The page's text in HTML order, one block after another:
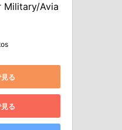
Military/Avia
る
る